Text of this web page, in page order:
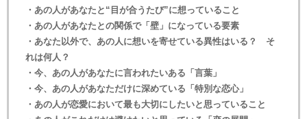
・あの人があなたと“目が合うたび”に想っていること
・あの人があなたとの関係で「壁」になっている要素
・あなた以外で、あの人に想いを寄せている異性はいる？ そ
れは何人？
・今、あの人があなたに言われたいある「言葉」
・今、あの人があなただけに深めている「特別な恋心」
・あの人が恋愛において最も大切にしたいと思っていること